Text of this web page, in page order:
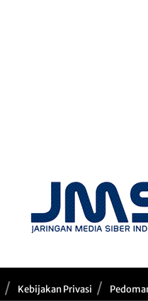
Kebijakan Privasi